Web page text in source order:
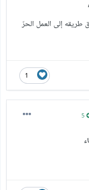
إلى العمل الحرّ
1